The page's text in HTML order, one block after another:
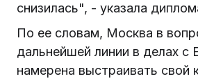
снизилась", - указала
По ее словам, Москва в
дальнейшей линии в делах с
намерена выстраивать свой